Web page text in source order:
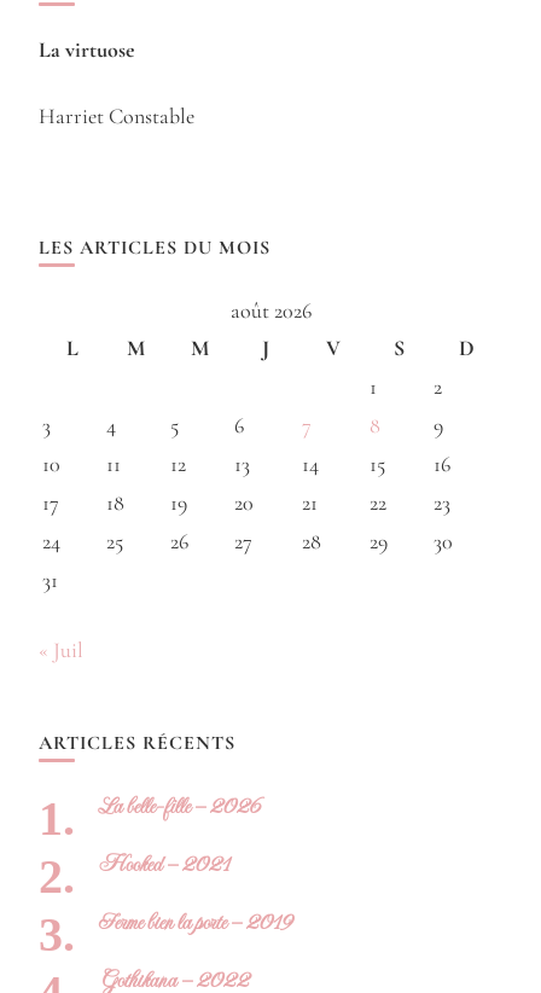
La virtuose
Harriet Constable
LES ARTICLES DU MOIS
août 2026
L
M M J V S
D
1
2
3
4 5 6 7 8
9
10
11 12 13 14 15
16
17
18 19 20 21 22
23
24
25 26 27 28 29
30
31
« Juil
ARTICLES RÉCENTS
La belle-fille – 2026
Hooked – 2021
Ferme bien la porte – 2019
Gothikana – 2022